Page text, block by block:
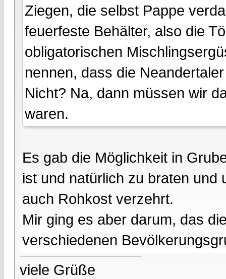
Ziegen, die selbst Pappe
feuerfeste Behälter, also die
obligatorischen
nennen, dass die
Nicht? Na, dann müssen wir
waren.
Es gab die Möglichkeit in
ist und natürlich zu braten und
auch Rohkost verzehrt.
Mir ging es aber darum, das
verschiedenen
viele Grüße